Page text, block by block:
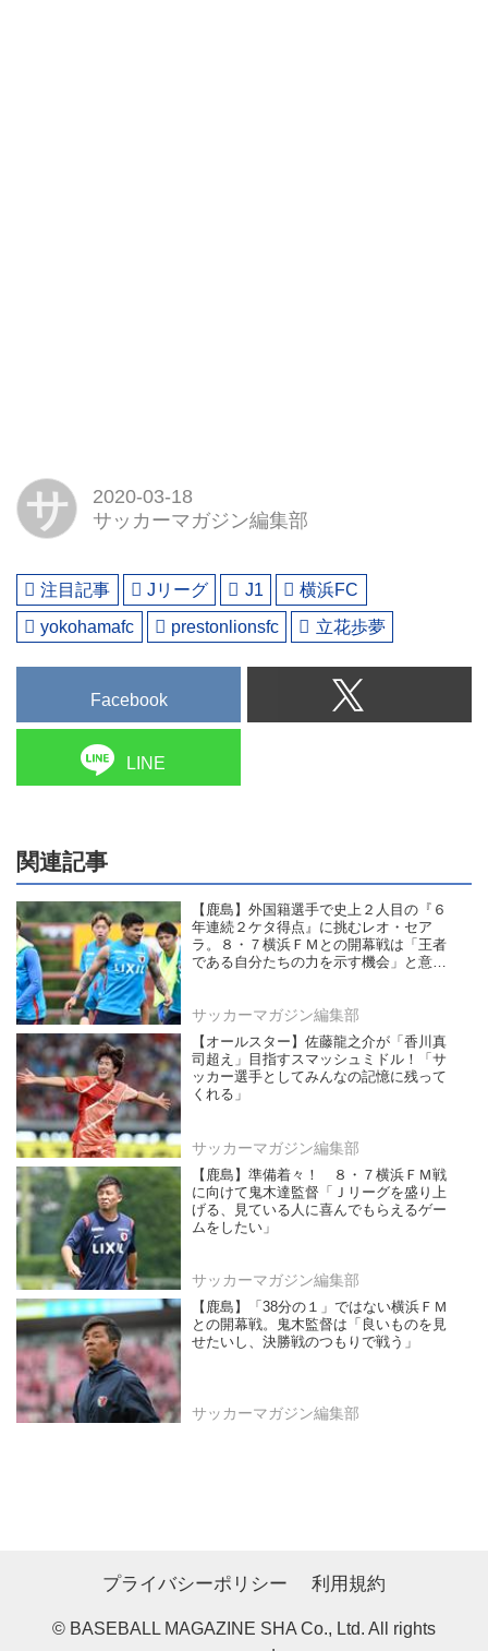
サ
2020-03-18
サッカーマガジン編集部
注目記事 Jリーグ J1
横浜FC
yokohamafc
prestonlionsfc 立花歩夢
Facebook
LINE
関連記事
【鹿島】外国籍選手で史上２人目の『６
年連続２ケタ得点』に挑むレオ・セア
ラ。８・７横浜ＦＭとの開幕戦は「王者
である自分たちの力を示す機会」と意気
サッカーマガジン編集部
【オールスター】佐藤龍之介が「香川真
司超え」目指すスマッシュミドル！「サ
ッカー選手としてみんなの記憶に残って
くれる」
サッカーマガジン編集部
【鹿島】準備着々！ ８・７横浜ＦＭ戦
に向けて鬼木達監督「Ｊリーグを盛り上
げる、見ている人に喜んでもらえるゲー
ムをしたい」
サッカーマガジン編集部
【鹿島】「38分の１」ではない横浜ＦＭ
との開幕戦。鬼木監督は「良いものを見
せたいし、決勝戦のつもりで戦う」
サッカーマガジン編集部
プライバシーポリシー 利用規約
© BASEBALL MAGAZINE SHA Co., Ltd. All rights